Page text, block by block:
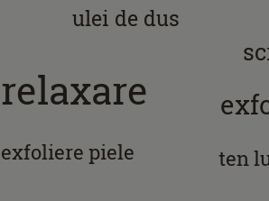
relaxare
ulei de dus
exfoliere piele ten